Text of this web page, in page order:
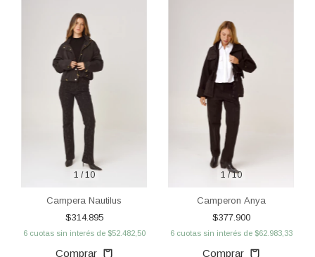
1 /10
Campera Nautilus
$314.895
6 cuotas sin interés de $52.482,50
Comprar
1 /10
Camperon Anya
$377.900
6 cuotas sin interés de $62.983,33
Comprar